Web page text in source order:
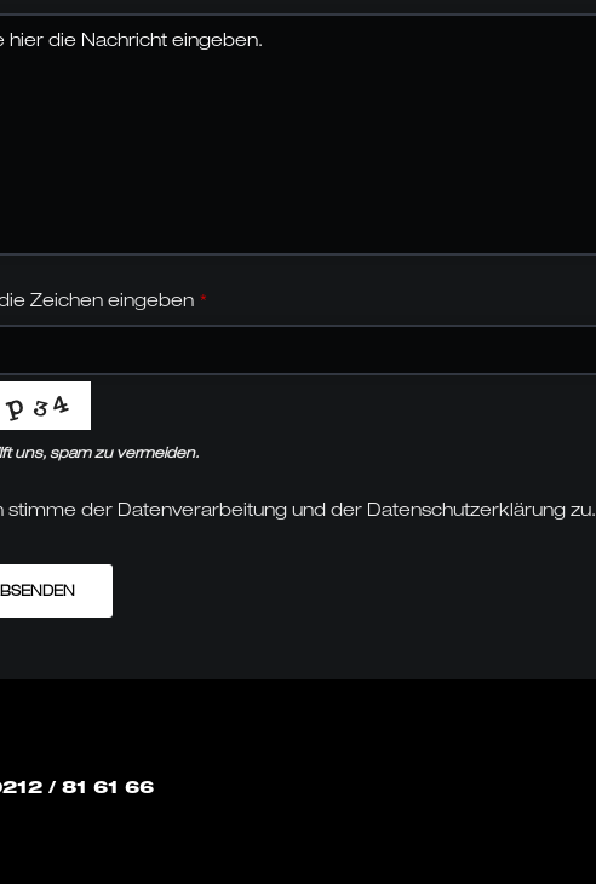
Zeichen eingeben *
uns, spam zu vermeiden.
stimme der Datenverarbeitung und der Datenschutzerklärung zu.
/ 81 61 66